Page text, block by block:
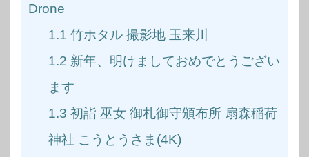
Drone
1.1 竹ホタル 撮影地 玉来川
1.2 新年、明けましておめでとうござい
ます
1.3 初詣 巫女 御札御守頒布所 扇森稲荷
神社 こうとうさま(4K)